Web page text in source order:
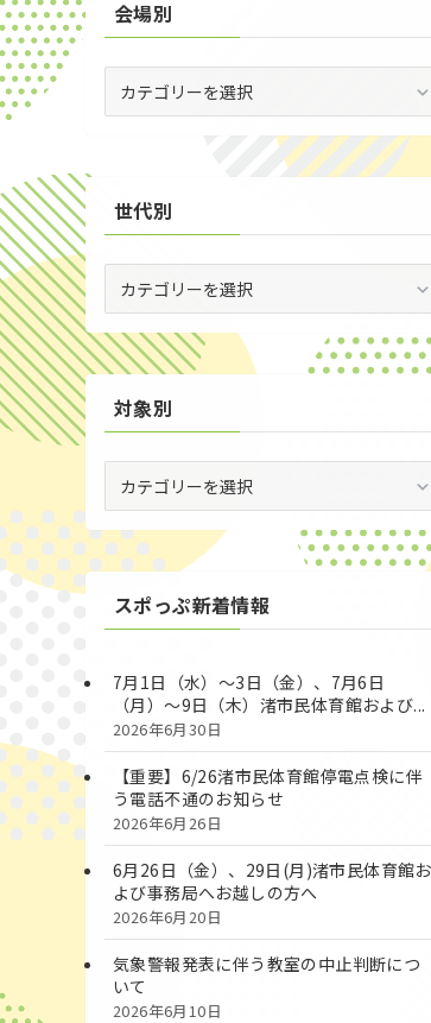
(29)
(35)
会場別
世代別
別
対象別
別
スポっぷ新着情報
7月1日（水）～3日（金）、7月6日
（月）～9日（木）渚市民体育館および...
2026年6月30日
【重要】6/26渚市民体育館停電点検に伴
う電話不通のお知らせ
2026年6月26日
6月26日（金）、29日(月)渚市民体育館お
よび事務局へお越しの方へ
2026年6月20日
気象警報発表に伴う教室の中止判断につ
いて
2026年6月10日